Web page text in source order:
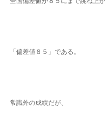
「偏差値８５」である。
常識外の成績だが、